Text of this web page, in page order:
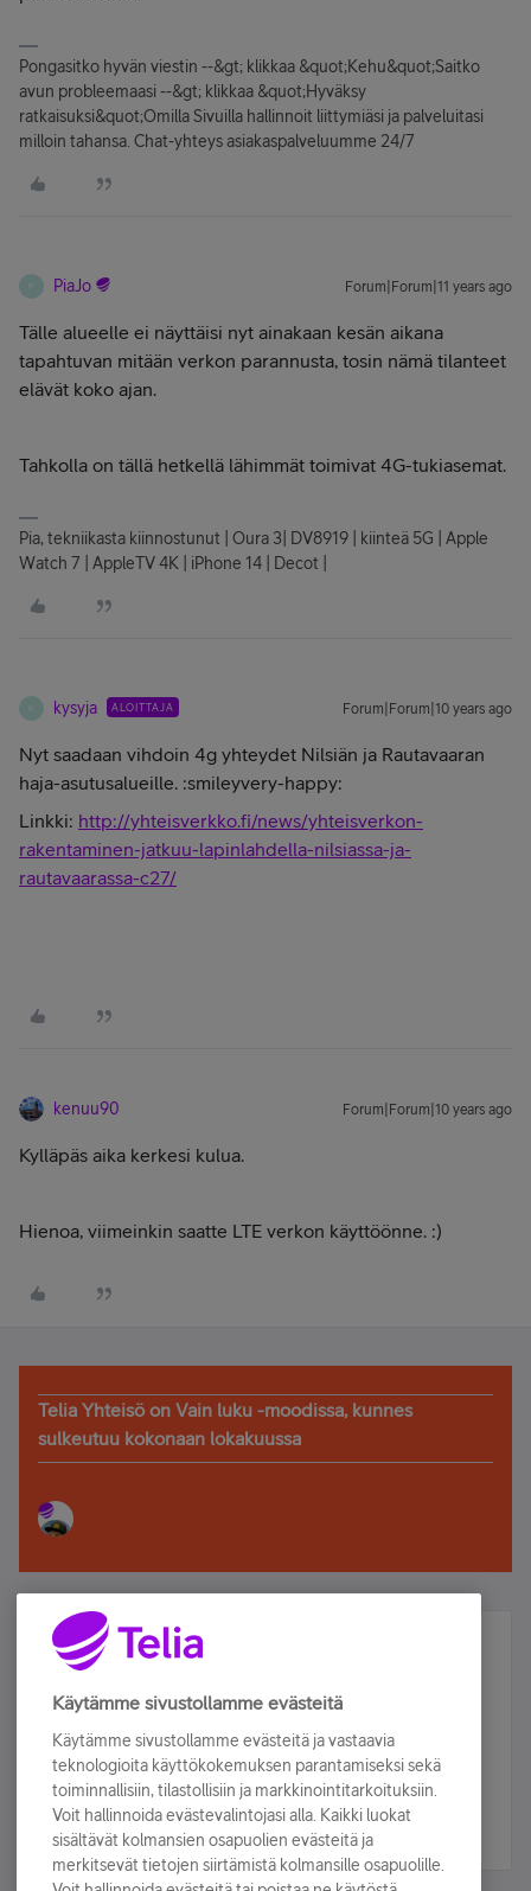
Pongasitko hyvän viestin --&gt; klikkaa &quot;Kehu&quot;Saitko
avun probleemaasi --&gt; klikkaa &quot;Hyväksy
ratkaisuksi&quot;Omilla Sivuilla hallinnoit liittymiäsi ja palveluitasi
milloin tahansa. Chat-yhteys asiakaspalveluumme 24/7
PiaJo Forum|Forum|11 years ago
Tälle alueelle ei näyttäisi nyt ainakaan kesän aikana
tapahtuvan mitään verkon parannusta, tosin nämä tilanteet
elävät koko ajan.
Tahkolla on tällä hetkellä lähimmät toimivat 4G-tukiasemat.
Pia, tekniikasta kiinnostunut | Oura 3| DV8919 | kiinteä 5G | Apple
Watch 7 | AppleTV 4K | iPhone 14 | Decot |
K kysyja ALOITTAJA Forum|Forum|10 years ago
Nyt saadaan vihdoin 4g yhteydet Nilsiän ja Rautavaaran
haja-asutusalueille. :smileyvery-happy:
Linkki: http://yhteisverkko.fi/news/yhteisverkon-
rakentaminen-jatkuu-lapinlahdella-nilsiassa-ja-
rautavaarassa-c27/
kenuu90 Forum|Forum|10 years ago
Kylläpäs aika kerkesi kulua.
Hienoa, viimeinkin saatte LTE verkon käyttöönne. :)
Telia Yhteisö on Vain luku -moodissa, kunnes
sulkeutuu kokonaan lokakuussa
Älä jää paitsi – osallistu ja voita!
Tilaa Telian uutiskirje ja olet mukana arvonnassa.
sähköpostiisi.
Tilaa nyt
Käytämme sivustollamme evästeitä
Käytämme sivustollamme evästeitä ja vastaavia
teknologioita käyttökokemuksen parantamiseksi sekä
toiminnallisiin, tilastollisiin ja markkinointitarkoituksiin.
Voit hallinnoida evästevalintojasi alla. Kaikki luokat
sisältävät kolmansien osapuolien evästeitä ja
merkitsevät tietojen siirtämistä kolmansille osapuolille.